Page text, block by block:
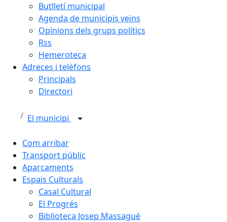
Butlletí municipal
Agenda de municipis veïns
Opinions dels grups polítics
Rss
Hemeroteca
Adreces i telèfons
Principals
Directori
El municipi
Com arribar
Transport públic
Aparcaments
Espais Culturals
Casal Cultural
El Progrés
Biblioteca Josep Massagué